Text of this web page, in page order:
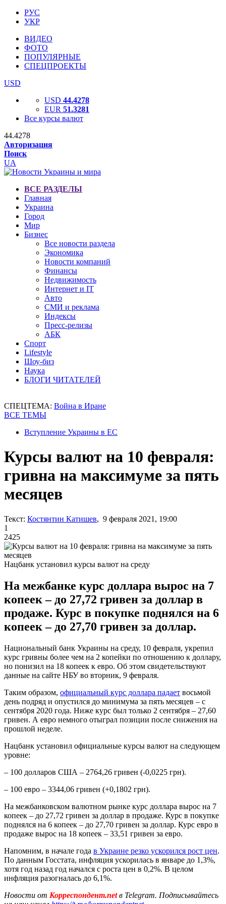
РУС
УКР
ВИДЕО
ФОТО
ПОПУЛЯРНЫЕ
СПЕЦПРОЕКТЫ
USD
USD 44.4278
EUR 51.3281
Все курсы валют
44.4278
Авторизация
Поиск
UA
ВСЕ РАЗДЕЛЫ
Главная
Украина
Город
Мир
Бизнес
Все новости раздела
Экономика
Новости компаний
Финансы
Недвижимость
Интернет и IT
Авто
СМИ и реклама
Индексы
Пресс-релизы
АБК
Спорт
Lifestyle
Шоу-биз
Наука
БЛОГИ ЧИТАТЕЛЕЙ
СПЕЦТЕМА: Война в Иране
ВСЕ ТЕМЫ
Вступление Украины в ЕС
Курсы валют на 10 февраля:
гривна на максимуме за пять
месяцев
Текст: Костянтин Катишев, 9 февраля 2021, 19:00
1
2425
Нацбанк установил курсы валют на среду
На межбанке курс доллара вырос на 7
копеек – до 27,72 гривен за доллар в
продаже. Курс в покупке поднялся на 6
копеек – до 27,70 гривен за доллар.
Национальный банк Украины на среду, 10 февраля, укрепил
курс гривны более чем на 2 копейки по отношению к доллару,
но понизил на 18 копеек к евро. Об этом свидетельствуют
данные на сайте НБУ во вторник, 9 февраля.
Таким образом, официальный курс доллара падает восьмой
день подряд и опустился до минимума за пять месяцев – с
сентября 2020 года. Ниже курс был только 2 сентября – 27,60
гривен. А евро немного отыграл позиции после снижения на
прошлой неделе.
Нацбанк установил официальные курсы валют на следующем
уровне:
– 100 долларов США – 2764,26 гривен (-0,0225 грн).
– 100 евро – 3344,06 гривен (+0,1802 грн).
На межбанковском валютном рынке курс доллара вырос на 7
копеек – до 27,72 гривен за доллар в продаже. Курс в покупке
поднялся на 6 копеек – до 27,70 гривен за доллар. Курс евро в
продаже вырос на 18 копеек – 33,51 гривен за евро.
Напомним, в начале года в Украине резко ускорился рост цен.
По данным Госстата, инфляция ускорилась в январе до 1,3%,
хотя год назад год начался с роста цен в 0,2%. В целом
инфляция разогналась до 6,1%.
Новости от Корреспондент.netв Telegram. Подписывайтесь